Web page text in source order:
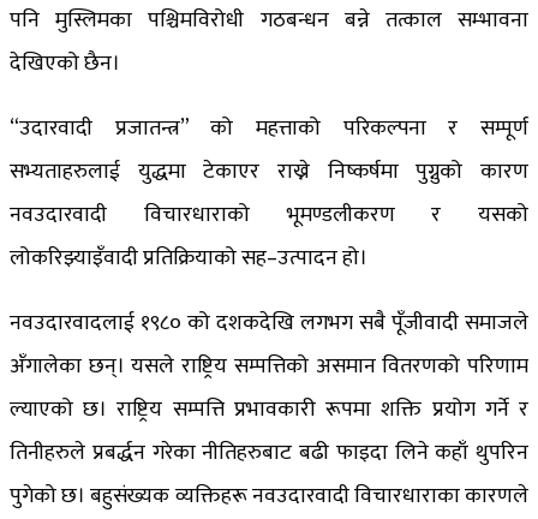
पनि मुस्लिमका पश्चिमविरोधी गठबन्धन बन्ने तत्काल सम्भावना
देखिएको छैन।
“उदारवादी प्रजातन्त्र” को महत्ताको परिकल्पना र सम्पूर्ण
सभ्यताहरुलाई युद्धमा टेकाएर राख्ने निष्कर्षमा पुग्नुको कारण
नवउदारवादी विचारधाराको भूमण्डलीकरण र यसको
लोकरिझ्याइँवादी प्रतिक्रियाको सह–उत्पादन हो।
नवउदारवादलाई १९८० को दशकदेखि लगभग सबै पूँजीवादी समाजले
अँगालेका छन्। यसले राष्ट्रिय सम्पत्तिको असमान वितरणको परिणाम
ल्याएको छ। राष्ट्रिय सम्पत्ति प्रभावकारी रूपमा शक्ति प्रयोग गर्ने र
तिनीहरुले प्रबर्द्धन गरेका नीतिहरुबाट बढी फाइदा लिने कहाँ थुपरिन
पुगेको छ। बहुसंख्यक व्यक्तिहरू नवउदारवादी विचारधाराका कारणले